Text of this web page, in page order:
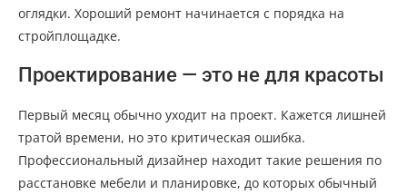
оглядки. Хороший ремонт начинается с порядка на
стройплощадке.
Проектирование — это не для красоты
Первый месяц обычно уходит на проект. Кажется лишней
тратой времени, но это критическая ошибка.
Профессиональный дизайнер находит такие решения по
расстановке мебели и планировке, до которых обычный